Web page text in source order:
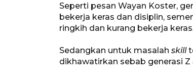
Seperti pesan Wayan Koster,
bekerja keras dan disiplin,
ringkih dan kurang bekerja
Sedangkan untuk masalah skill
dikhawatirkan sebab generasi